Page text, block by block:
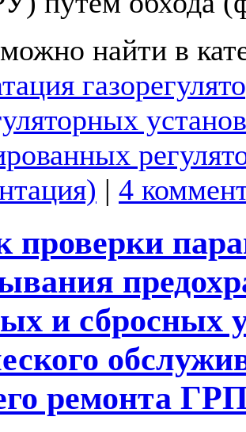
найти в
| 4
проверки
и сбросных
ремонта